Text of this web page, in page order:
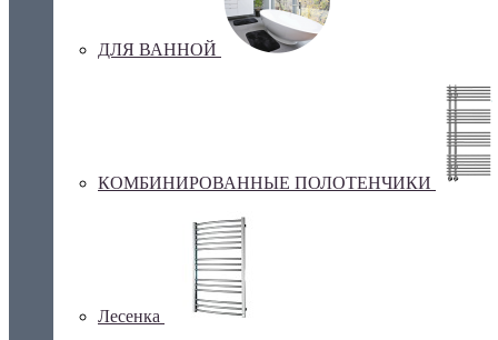
ДЛЯ ВАННОЙ
КОМБИНИРОВАННЫЕ ПОЛОТЕНЧИКИ
Лесенка